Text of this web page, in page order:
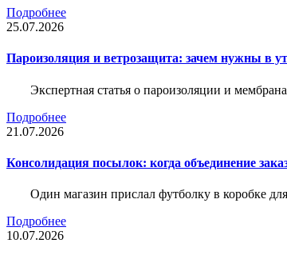
Подробнее
25.07.2026
Пароизоляция и ветрозащита: зачем нужны в
Экспертная статья о пароизоляции и
Подробнее
21.07.2026
Консолидация посылок: когда объединение
Один магазин прислал футболку в коробке
Подробнее
10.07.2026